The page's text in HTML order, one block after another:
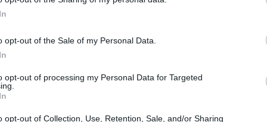
opt-out of the Sale of my Personal Data.
opt-out of processing my Personal Data for Targeted
opt-out of Collection, Use, Retention, Sale, and/or Sharing
Greek Tourism Online στην
Πελοποννήσου κ. Παναγιώτης Νίκας
για το γεγονός ότι η πρωτοβουλία της
πλέον και στην Πελοπόννησο. Η
επισκέπτες της, καθ' όλη τη διάρκεια
ιδιαίτερα σημαντικό για εμάς να
στο διαδίκτυο με πιο ενεργό τρόπο.